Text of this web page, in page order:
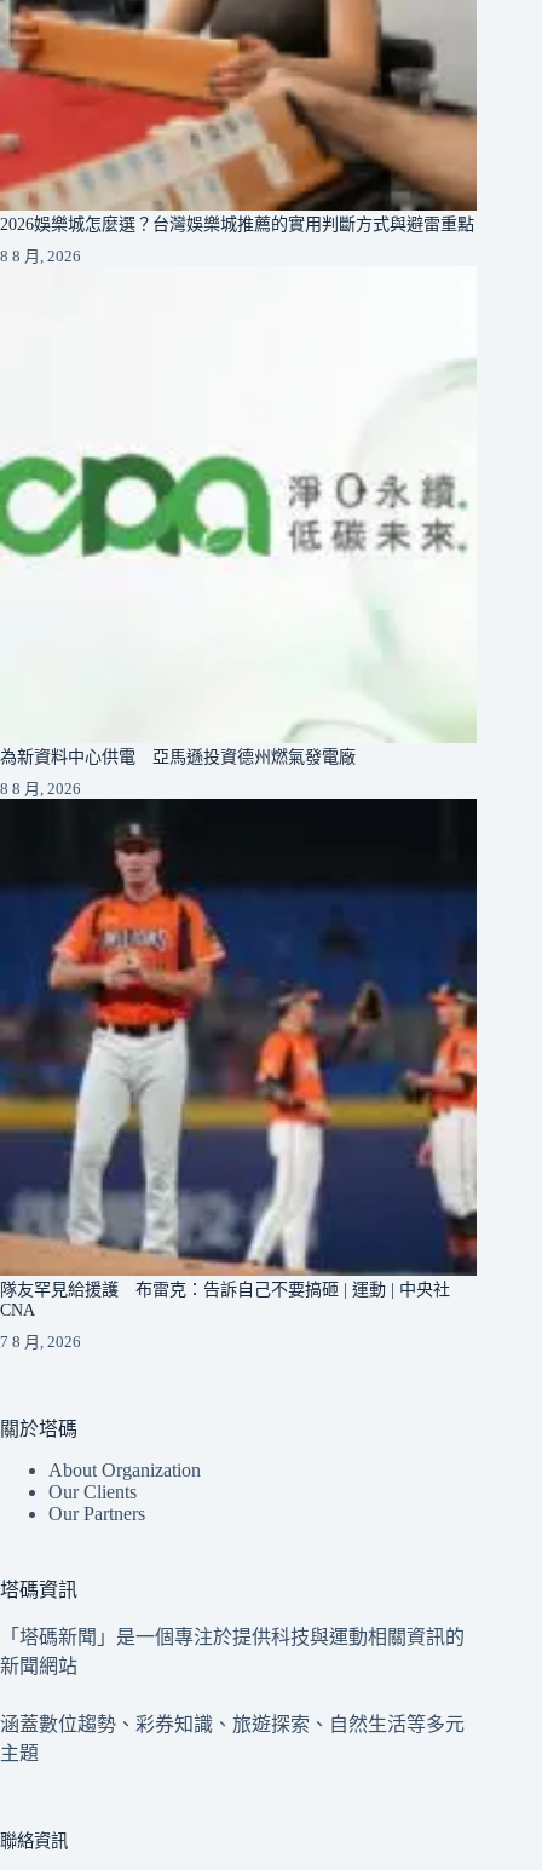
2026娛樂城怎麼選？台灣娛樂城推薦的實用判斷方式與避雷重點
8 8 月, 2026
為新資料中心供電 亞馬遜投資德州燃氣發電廠
8 8 月, 2026
隊友罕見給援護 布雷克：告訴自己不要搞砸 | 運動 | 中央社
CNA
7 8 月, 2026
關於塔碼
About Organization
Our Clients
Our Partners
塔碼資訊
「塔碼新聞」是一個專注於提供科技與運動相關資訊的
新聞網站
涵蓋數位趨勢、彩券知識、旅遊探索、自然生活等多元
主題
聯絡資訊